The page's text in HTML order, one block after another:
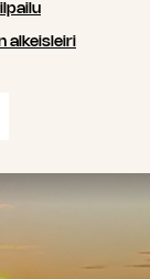
alkeisleiri